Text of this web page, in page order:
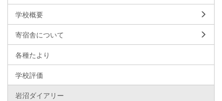
学校概要
寄宿舎について
各種たより
学校評価
岩沼ダイアリー